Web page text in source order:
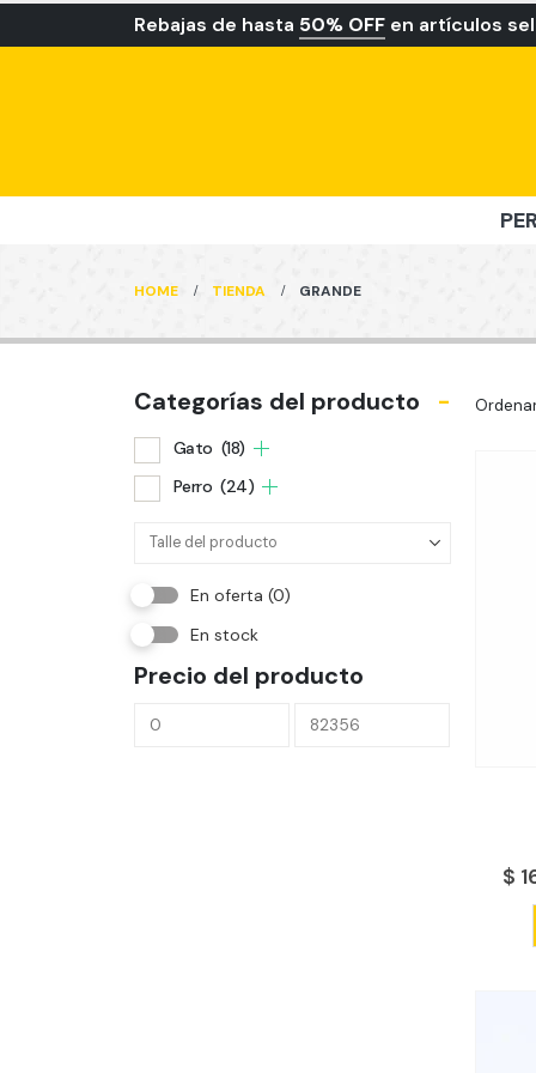
Rebajas de hasta 50% OFF en artículos
HOME TIENDA GRANDE
$
Categorías del producto -
Gato (18)
Perro (24)
En oferta (0)
En stock
Precio del producto